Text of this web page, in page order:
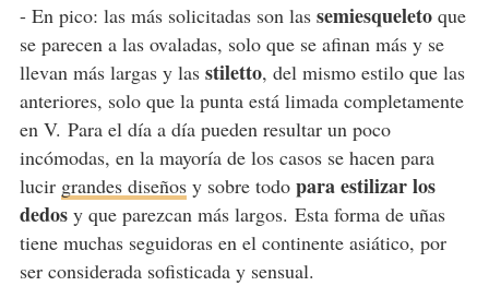
- En pico: las más solicitadas son las semiesqueletoque
se parecen a las ovaladas, solo que se afinan más y se
llevan más largas y las stiletto, del mismo estilo que las
anteriores, solo que la punta está limada completamente
en V. Para el día a día pueden resultar un poco
incómodas, en la mayoría de los casos se hacen para
lucir grandes diseñosy sobre todo para estilizar los
dedosy que parezcan más largos. Esta forma de uñas
tiene muchas seguidoras en el continente asiático, por
ser considerada sofisticada y sensual.